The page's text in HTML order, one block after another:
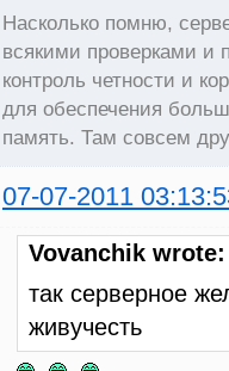
Насколько помню,
всякими проверками
контроль четности и
для обеспечения
память. Там совсем
07-07-2011
Vovanchik wrote:
так серверное
живучесть